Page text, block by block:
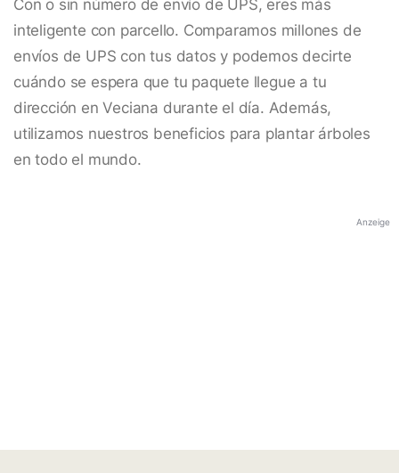
Con o sin número de envío de UPS, eres más
inteligente con parcello. Comparamos millones de
envíos de UPS con tus datos y podemos decirte
cuándo se espera que tu paquete llegue a tu
dirección en Veciana durante el día. Además,
utilizamos nuestros beneficios para plantar árboles
en todo el mundo.
Anzeige